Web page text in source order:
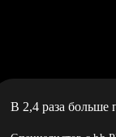
В 2,4 раза больше